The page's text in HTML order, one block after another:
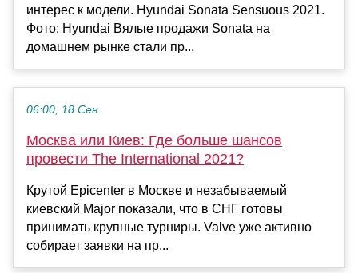
интерес к модели. Hyundai Sonata Sensuous 2021.
Фото: Hyundai Вялые продажи Sonata на
домашнем рынке стали пр...
06:00, 18 Сен
Москва или Киев: Где больше шансов
провести The International 2021?
Крутой Epicenter в Москве и незабываемый
киевский Major показали, что в СНГ готовы
принимать крупные турниры. Valve уже активно
собирает заявки на пр...